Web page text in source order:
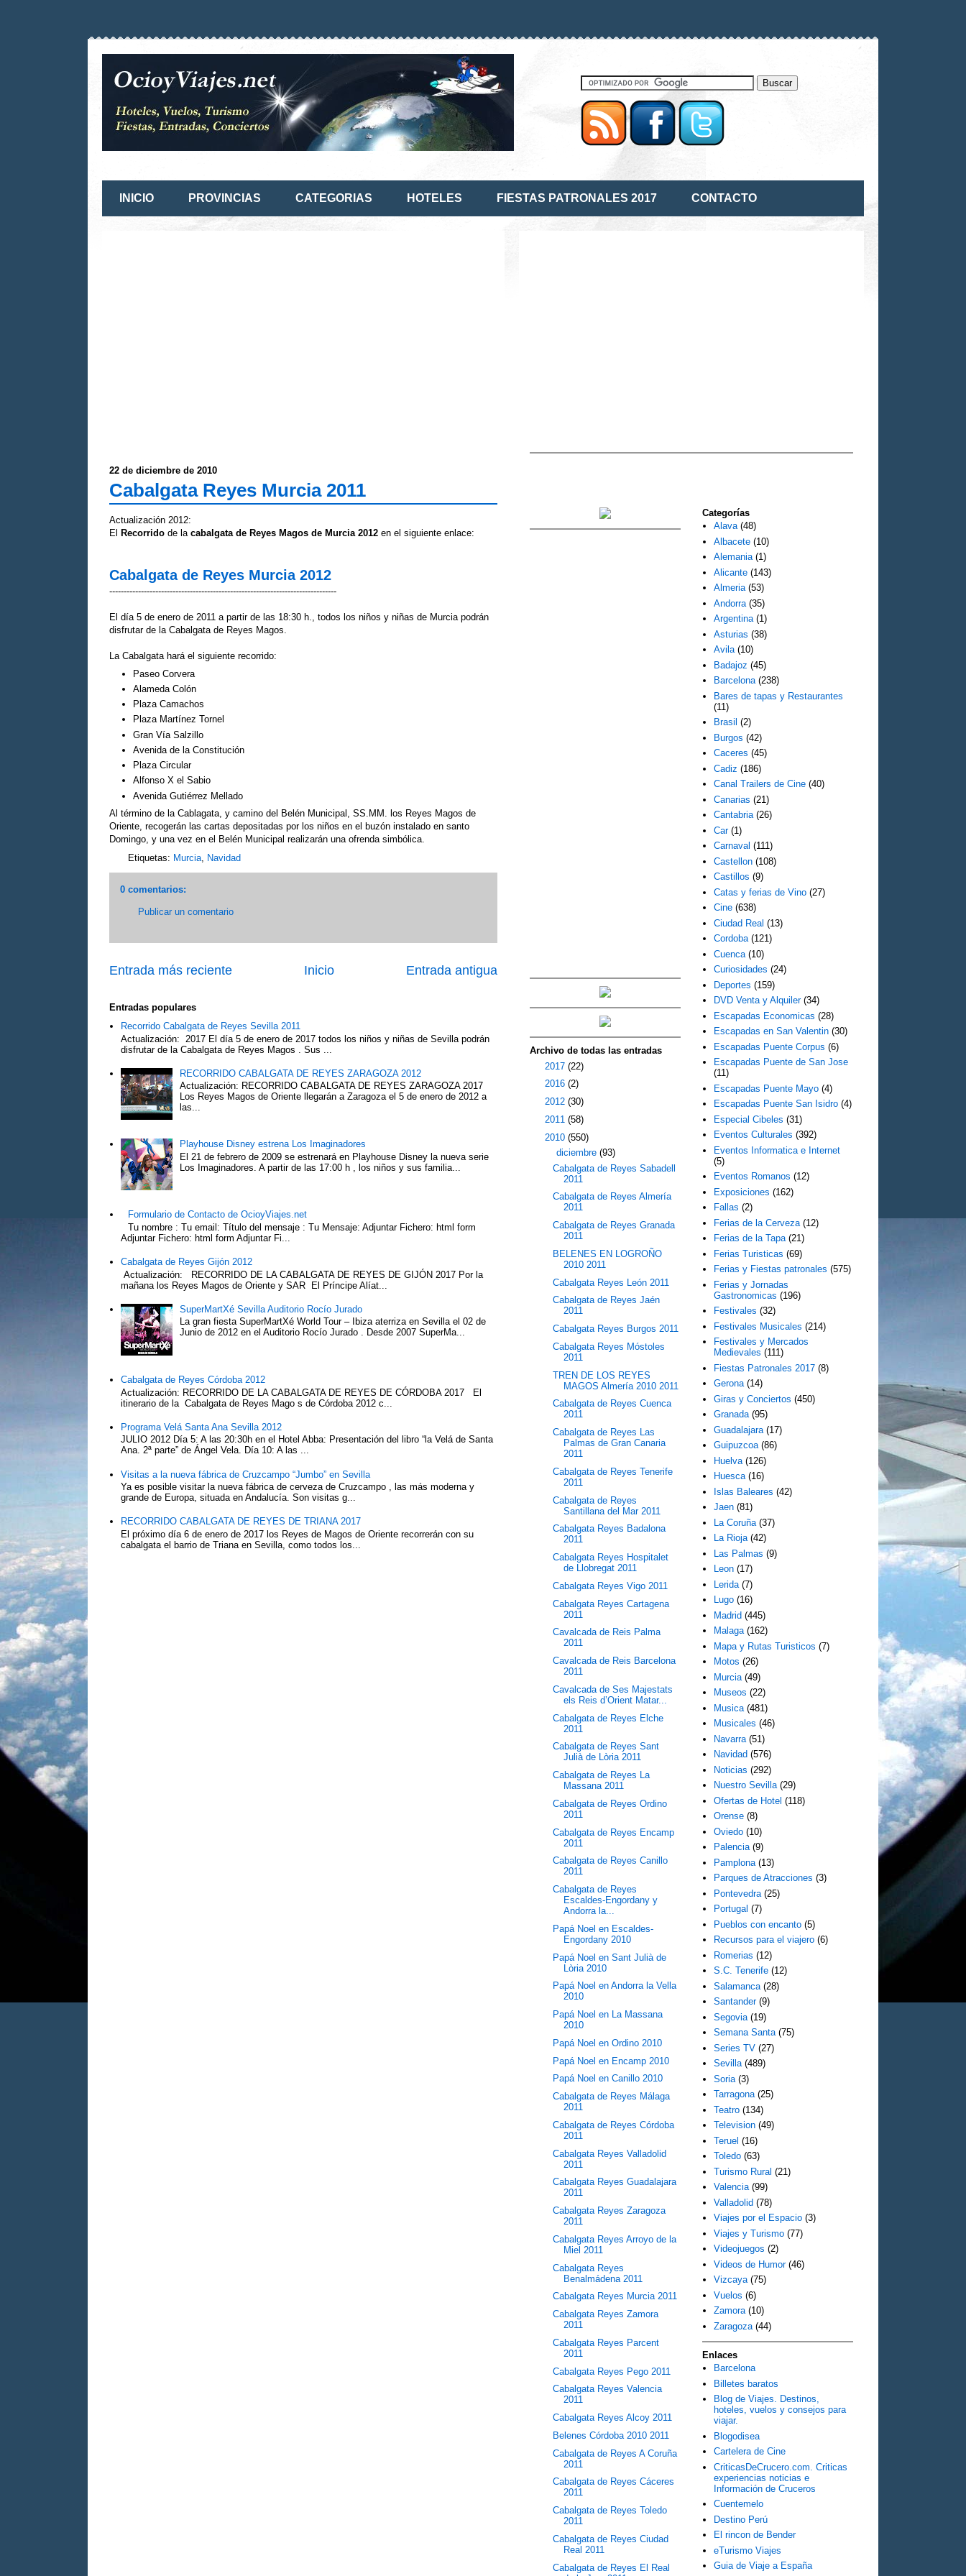
INICIO PROVINCIAS CATEGORIAS HOTELES FIESTAS PATRONALES 2017 CONTACTO
22 de diciembre de 2010
Cabalgata Reyes Murcia 2011
Actualización 2012:
El Recorrido de la cabalgata de Reyes Magos de Murcia 2012 en el siguiente enlace:
Cabalgata de Reyes Murcia 2012
-------------------------------------------------------------------------------
El día 5 de enero de 2011 a partir de las 18:30 h., todos los niños y niñas de Murcia podrán
disfrutar de la Cabalgata de Reyes Magos.
La Cabalgata hará el siguiente recorrido:
Paseo Corvera
Alameda Colón
Plaza Camachos
Plaza Martínez Tornel
Gran Vía Salzillo
Avenida de la Constitución
Plaza Circular
Alfonso X el Sabio
Avenida Gutiérrez Mellado
Al término de la Cablagata, y camino del Belén Municipal, SS.MM. los Reyes Magos de
Oriente, recogerán las cartas depositadas por los niños en el buzón instalado en santo
Domingo, y una vez en el Belén Municipal realizarán una ofrenda simbólica.
Etiquetas: Murcia Navidad
0 comentarios:
Publicar un comentario
Entrada más reciente Entrada antigua
Inicio
Entradas populares
Recorrido Cabalgata de Reyes Sevilla 2011
Actualización: 2017 El día 5 de enero de 2017 todos los niños y niñas de Sevilla podrán
disfrutar de la Cabalgata de Reyes Magos . Sus ...
RECORRIDO CABALGATA DE REYES ZARAGOZA 2012
Actualización: RECORRIDO CABALGATA DE REYES ZARAGOZA 2017
Los Reyes Magos de Oriente llegarán a Zaragoza el 5 de enero de 2012 a
las...
Playhouse Disney estrena Los Imaginadores
El 21 de febrero de 2009 se estrenará en Playhouse Disney la nueva serie
Los Imaginadores. A partir de las 17:00 h , los niños y sus familia...
Formulario de Contacto de OcioyViajes.net
Tu nombre : Tu email: Título del mensaje : Tu Mensaje: Adjuntar Fichero: html form
Adjuntar Fichero: html form Adjuntar Fi...
Cabalgata de Reyes Gijón 2012
Actualización: RECORRIDO DE LA CABALGATA DE REYES DE GIJÓN 2017 Por la
mañana los Reyes Magos de Oriente y SAR El Príncipe Alíat...
SuperMartXé Sevilla Auditorio Rocío Jurado
La gran fiesta SuperMartXé World Tour – Ibiza aterriza en Sevilla el 02 de
Junio de 2012 en el Auditorio Rocío Jurado . Desde 2007 SuperMa...
Cabalgata de Reyes Córdoba 2012
Actualización: RECORRIDO DE LA CABALGATA DE REYES DE CÓRDOBA 2017 El
itinerario de la Cabalgata de Reyes Mago s de Córdoba 2012 c...
Programa Velá Santa Ana Sevilla 2012
JULIO 2012 Día 5: A las 20:30h en el Hotel Abba: Presentación del libro “la Velá de Santa
Ana. 2ª parte” de Ángel Vela. Día 10: A las ...
Visitas a la nueva fábrica de Cruzcampo “Jumbo” en Sevilla
Ya es posible visitar la nueva fábrica de cerveza de Cruzcampo , las más moderna y
grande de Europa, situada en Andalucía. Son visitas g...
RECORRIDO CABALGATA DE REYES DE TRIANA 2017
El próximo día 6 de enero de 2017 los Reyes de Magos de Oriente recorrerán con su
cabalgata el barrio de Triana en Sevilla, como todos los...
Archivo de todas las entradas
2017 (22)
2016 (2)
2012 (30)
2011 (58)
2010 (550)
diciembre (93)
Cabalgata de Reyes Sabadell
2011
Cabalgata de Reyes Almería
2011
Cabalgata de Reyes Granada
2011
BELENES EN LOGROÑO
2010 2011
Cabalgata Reyes León 2011
Cabalgata de Reyes Jaén
2011
Cabalgata Reyes Burgos 2011
Cabalgata Reyes Móstoles
2011
TREN DE LOS REYES
MAGOS Almería 2010 2011
Cabalgata de Reyes Cuenca
2011
Cabalgata de Reyes Las
Palmas de Gran Canaria
2011
Cabalgata de Reyes Tenerife
2011
Cabalgata de Reyes
Santillana del Mar 2011
Cabalgata Reyes Badalona
2011
Cabalgata Reyes Hospitalet
de Llobregat 2011
Cabalgata Reyes Vigo 2011
Cabalgata Reyes Cartagena
2011
Cavalcada de Reis Palma
2011
Cavalcada de Reis Barcelona
2011
Cavalcada de Ses Majestats
els Reis d’Orient Matar...
Cabalgata de Reyes Elche
2011
Cabalgata de Reyes Sant
Julià de Lòria 2011
Cabalgata de Reyes La
Massana 2011
Cabalgata de Reyes Ordino
2011
Cabalgata de Reyes Encamp
2011
Cabalgata de Reyes Canillo
2011
Cabalgata de Reyes
Escaldes-Engordany y
Andorra la...
Papá Noel en Escaldes-
Engordany 2010
Papá Noel en Sant Julià de
Lòria 2010
Papá Noel en Andorra la Vella
2010
Papá Noel en La Massana
2010
Papá Noel en Ordino 2010
Papá Noel en Encamp 2010
Papá Noel en Canillo 2010
Cabalgata de Reyes Málaga
2011
Cabalgata de Reyes Córdoba
2011
Cabalgata Reyes Valladolid
2011
Cabalgata Reyes Guadalajara
2011
Cabalgata Reyes Zaragoza
2011
Cabalgata Reyes Arroyo de la
Miel 2011
Cabalgata Reyes
Benalmádena 2011
Cabalgata Reyes Murcia 2011
Cabalgata Reyes Zamora
2011
Cabalgata Reyes Parcent
2011
Cabalgata Reyes Pego 2011
Cabalgata Reyes Valencia
2011
Cabalgata Reyes Alcoy 2011
Belenes Córdoba 2010 2011
Cabalgata de Reyes A Coruña
2011
Cabalgata de Reyes Cáceres
2011
Cabalgata de Reyes Toledo
2011
Cabalgata de Reyes Ciudad
Real 2011
Cabalgata de Reyes El Real
Categorías
Alava (48)
Albacete (10)
Alemania (1)
Alicante (143)
Almeria (53)
Andorra (35)
Argentina (1)
Asturias (38)
Avila (10)
Badajoz (45)
Barcelona (238)
Bares de tapas y Restaurantes
(11)
Brasil (2)
Burgos (42)
Caceres (45)
Cadiz (186)
Canal Trailers de Cine (40)
Canarias (21)
Cantabria (26)
Car (1)
Carnaval (111)
Castellon (108)
Castillos (9)
Catas y ferias de Vino (27)
Cine (638)
Ciudad Real (13)
Cordoba (121)
Cuenca (10)
Curiosidades (24)
Deportes (159)
DVD Venta y Alquiler (34)
Escapadas Economicas (28)
Escapadas en San Valentin (30)
Escapadas Puente Corpus (6)
Escapadas Puente de San Jose
(11)
Escapadas Puente Mayo (4)
Escapadas Puente San Isidro (4)
Especial Cibeles (31)
Eventos Culturales (392)
Eventos Informatica e Internet
(5)
Eventos Romanos (12)
Exposiciones (162)
Fallas (2)
Ferias de la Cerveza (12)
Ferias de la Tapa (21)
Ferias Turisticas (69)
Ferias y Fiestas patronales (575)
Ferias y Jornadas
Gastronomicas (196)
Festivales (32)
Festivales Musicales (214)
Festivales y Mercados
Medievales (111)
Fiestas Patronales 2017 (8)
Gerona (14)
Giras y Conciertos (450)
Granada (95)
Guadalajara (17)
Guipuzcoa (86)
Huelva (126)
Huesca (16)
Islas Baleares (42)
Jaen (81)
La Coruña (37)
La Rioja (42)
Las Palmas (9)
Leon (17)
Lerida (7)
Lugo (16)
Madrid (445)
Malaga (162)
Mapa y Rutas Turisticos (7)
Motos (26)
Murcia (49)
Museos (22)
Musica (481)
Musicales (46)
Navarra (51)
Navidad (576)
Noticias (292)
Nuestro Sevilla (29)
Ofertas de Hotel (118)
Orense (8)
Oviedo (10)
Palencia (9)
Pamplona (13)
Parques de Atracciones (3)
Pontevedra (25)
Portugal (7)
Pueblos con encanto (5)
Recursos para el viajero (6)
Romerias (12)
S.C. Tenerife (12)
Salamanca (28)
Santander (9)
Segovia (19)
Semana Santa (75)
Series TV (27)
Sevilla (489)
Soria (3)
Tarragona (25)
Teatro (134)
Television (49)
Teruel (16)
Toledo (63)
Turismo Rural (21)
Valencia (99)
Valladolid (78)
Viajes por el Espacio (3)
Viajes y Turismo (77)
Videojuegos (2)
Videos de Humor (46)
Vizcaya (75)
Vuelos (6)
Zamora (10)
Zaragoza (44)
Enlaces
Barcelona
Billetes baratos
Blog de Viajes. Destinos,
hoteles, vuelos y consejos para
viajar.
Blogodisea
Cartelera de Cine
CriticasDeCrucero.com. Criticas
experiencias noticias e
Información de Cruceros
Cuentemelo
Destino Perú
El rincon de Bender
eTurismo Viajes
Guia de Viaje a España